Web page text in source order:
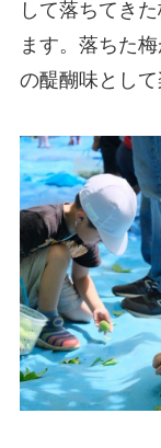
して落ちてき
ます。落ちた
の醍醐味として